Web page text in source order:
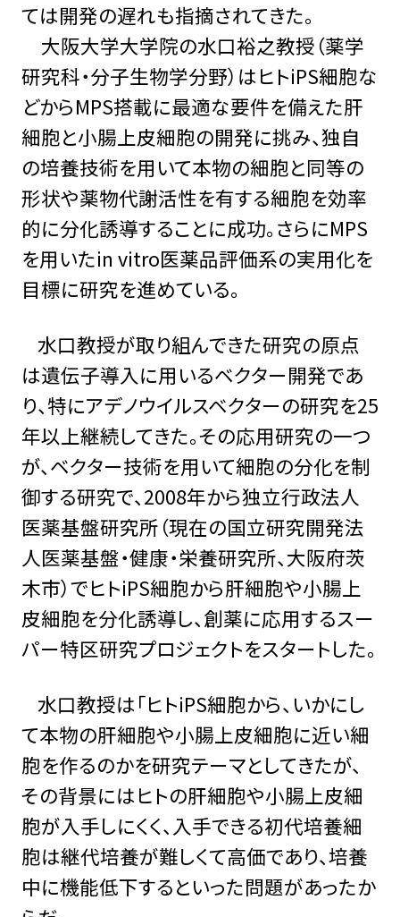
ては開発の遅れも指摘されてきた。
大阪大学大学院の水口裕之教授（薬学
研究科・分子生物学分野）はヒトiPS細胞な
どからMPS搭載に最適な要件を備えた肝
細胞と小腸上皮細胞の開発に挑み、独自
の培養技術を用いて本物の細胞と同等の
形状や薬物代謝活性を有する細胞を効率
的に分化誘導することに成功。さらにMPS
を用いたin vitro医薬品評価系の実用化を
目標に研究を進めている。
水口教授が取り組んできた研究の原点
は遺伝子導入に用いるベクター開発であ
り、特にアデノウイルスベクターの研究を25
年以上継続してきた。その応用研究の一つ
が、ベクター技術を用いて細胞の分化を制
御する研究で、2008年から独立行政法人
医薬基盤研究所（現在の国立研究開発法
人医薬基盤・健康・栄養研究所、大阪府茨
木市）でヒトiPS細胞から肝細胞や小腸上
皮細胞を分化誘導し、創薬に応用するスー
パー特区研究プロジェクトをスタートした。
水口教授は「ヒトiPS細胞から、いかにし
て本物の肝細胞や小腸上皮細胞に近い細
胞を作るのかを研究テーマとしてきたが、
その背景にはヒトの肝細胞や小腸上皮細
胞が入手しにくく、入手できる初代培養細
胞は継代培養が難しくて高価であり、培養
中に機能低下するといった問題があったか